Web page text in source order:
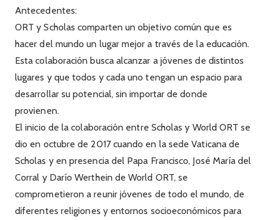
Antecedentes:
ORT y Scholas comparten un objetivo común que es
hacer del mundo un lugar mejor a través de la educación.
Esta colaboración busca alcanzar a jóvenes de distintos
lugares y que todos y cada uno tengan un espacio para
desarrollar su potencial, sin importar de donde
provienen.
El inicio de la colaboración entre Scholas y World ORT se
dio en octubre de 2017 cuando en la sede Vaticana de
Scholas y en presencia del Papa Francisco, José María del
Corral y Darío Werthein de World ORT, se
comprometieron a reunir jóvenes de todo el mundo, de
diferentes religiones y entornos socioeconómicos para